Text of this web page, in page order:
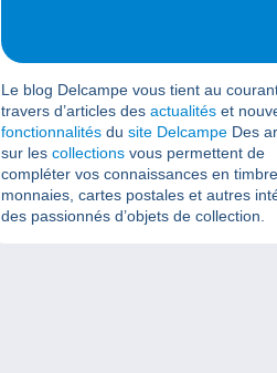
Le blog Delcampe vous tient au
travers d’articles des actualités et
fonctionnalités du site Delcampe Des
sur les collections vous permettent de
compléter vos connaissances en
monnaies, cartes postales et autres
des passionnés d’objets de collection.